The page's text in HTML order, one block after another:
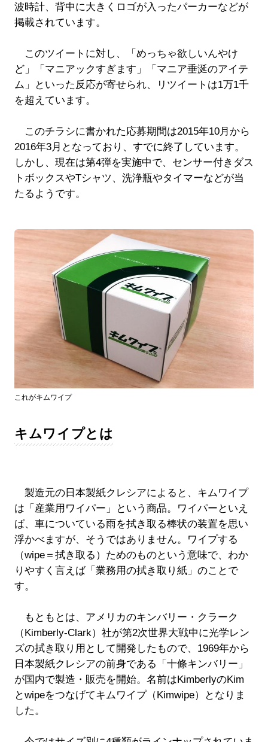
波時計、背中に大きくロゴが入ったパーカーなどが
掲載されています。
このツイートに対し、「めっちゃ欲しいんやけ
ど」「マニアックすぎます」「マニア垂涎のアイテ
ム」といった反応が寄せられ、リツイートは1万1千
を超えています。
このチラシに書かれた応募期間は2015年10月から
2016年3月となっており、すでに終了しています。
しかし、現在は第4弾を実施中で、センサー付きダス
トボックスやTシャツ、洗浄瓶やタイマーなどが当
たるようです。
これがキムワイプ
キムワイプとは
製造元の日本製紙クレシアによると、キムワイプ
は「産業用ワイパー」という商品。ワイパーといえ
ば、車についている雨を拭き取る棒状の装置を思い
浮かべますが、そうではありません。ワイプする
（wipe＝拭き取る）ためのものという意味で、わか
りやすく言えば「業務用の拭き取り紙」のことで
す。
もともとは、アメリカのキンバリー・クラーク
（Kimberly-Clark）社が第2次世界大戦中に光学レン
ズの拭き取り用として開発したもので、1969年から
日本製紙クレシアの前身である「十條キンバリー」
が国内で製造・販売を開始。名前はKimberlyのKim
とwipeをつなげてキムワイプ（Kimwipe）となりま
した。